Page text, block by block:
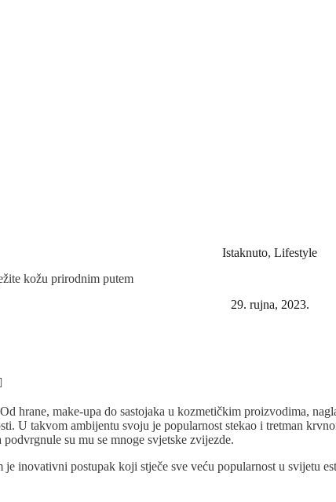
Istaknuto,Lifestyle
kožu prirodnim putem
29. rujna, 2023.
hrane, make-upa do sastojaka u kozmetičkim proizvodima,
U takvom ambijentu svoju je popularnost stekao i tretman
su mu se mnoge svjetske zvijezde.
inovativni postupak koji stječe sve veću popularnost u svijetu